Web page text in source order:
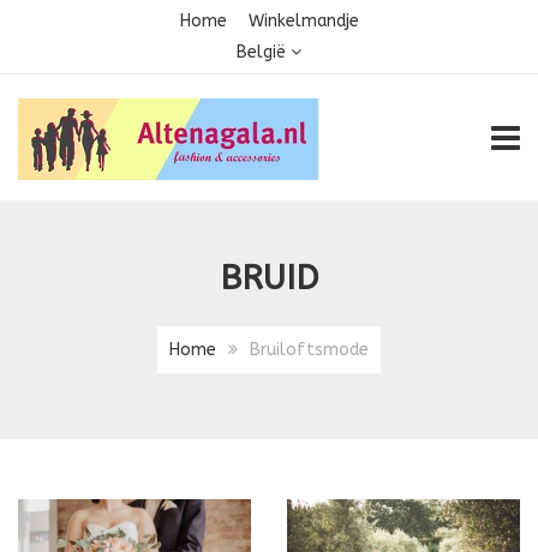
Home
Winkelmandje
België
BRUID
Home Bruiloftsmode